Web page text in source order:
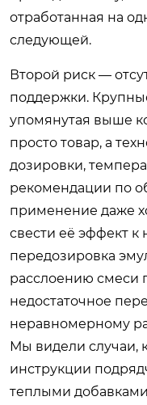
отработанная на
следующей.
Второй риск —
поддержки.
упомянутая выше
просто товар, а
дозировки,
рекомендации по
применение даже
свести её эффект
передозировка
расслоению смеси
недостаточное
неравномерному
Мы видели случаи,
инструкции
теплыми